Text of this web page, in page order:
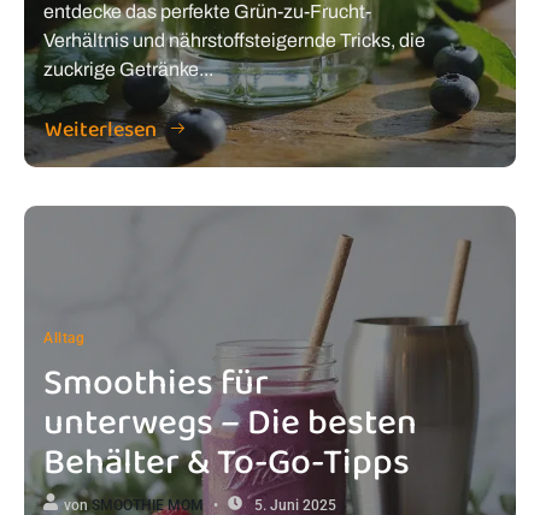
entdecke das perfekte Grün-zu-Frucht-
Verhältnis und nährstoffsteigernde Tricks, die
zuckrige Getränke...
Weiterlesen
Alltag
Smoothies für
unterwegs – Die besten
Behälter & To-Go-Tipps
vonSMOOTHIE MOM 5. Juni 2025